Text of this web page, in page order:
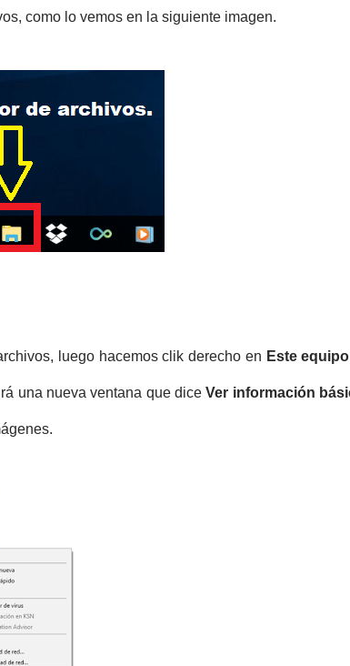
como lo vemos en la siguiente imagen.
luego hacemos clik derecho en Este equipo
una nueva ventana que diceVer información